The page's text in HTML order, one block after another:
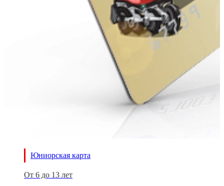
Юниорская карта
От 6 до 13 лет